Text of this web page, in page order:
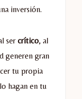
inversión.
ser crítico, al
generen gran
tu propia
hagan en tu